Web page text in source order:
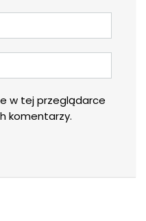
w tej przeglądarce
komentarzy.